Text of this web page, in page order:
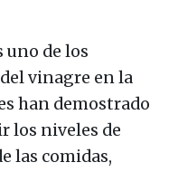
uno de los
vinagre en la
han demostrado
los niveles de
las comidas,